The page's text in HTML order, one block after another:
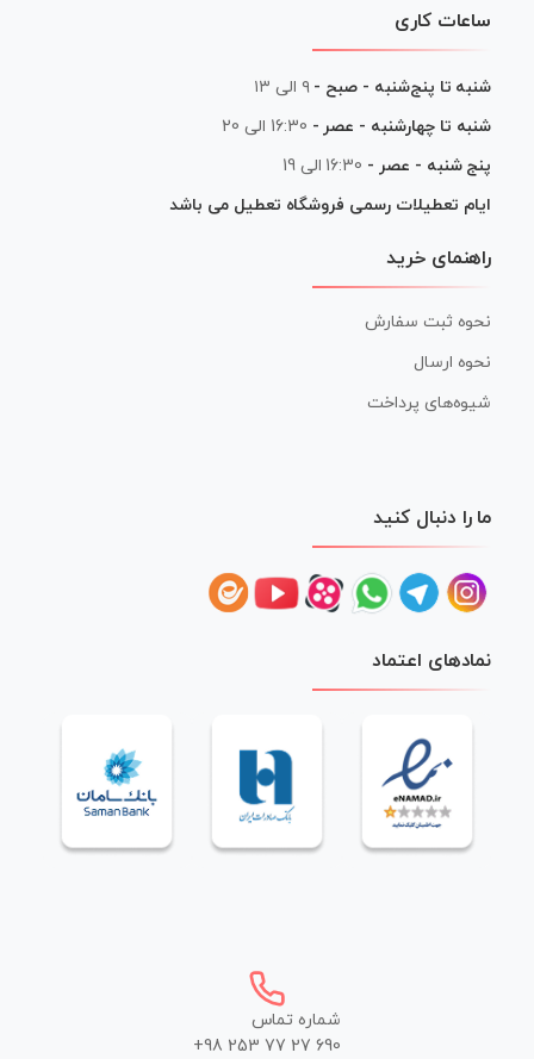
ساعات کاری
شنبه تا پنج‌شنبه - صبح - ۹ الی ۱۳
شنبه تا چهارشنبه - عصر - 16:30 الی 20
پنج شنبه - عصر - 16:30 الی 19
ایام تعطیلات رسمی فروشگاه تعطیل می باشد
راهنمای خرید
نحوه ثبت سفارش
نحوه ارسال
شیوه‌های پرداخت
ما را دنبال کنید
نمادهای اعتماد
شماره تماس
+98 253 77 27 690